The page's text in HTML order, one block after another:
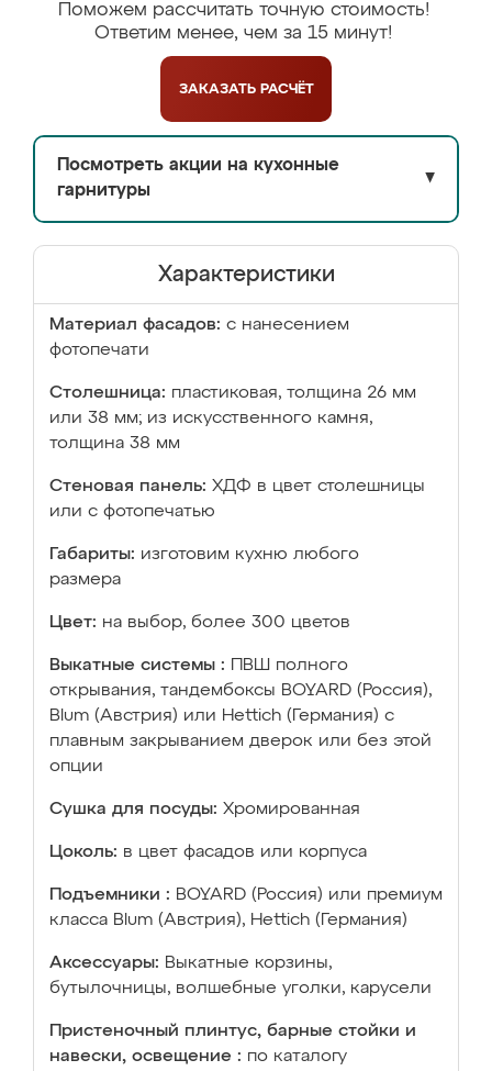
Поможем рассчитать точную стоимость!
Ответим менее, чем за 15 минут!
ЗАКАЗАТЬ РАСЧЁТ
Посмотреть акции на кухонные
гарнитуры
▼
Характеристики
Материал фасадов: с нанесением
фотопечати
Столешница: пластиковая, толщина 26 мм
или 38 мм; из искусственного камня,
толщина 38 мм
Стеновая панель: ХДФ в цвет столешницы
или с фотопечатью
Габариты: изготовим кухню любого
размера
Цвет: на выбор, более 300 цветов
Выкатные системы :
ПВШ полного
открывания, тандембоксы BOYARD (Россия),
Blum (Австрия) или Hettich (Германия) с
плавным закрыванием дверок или без этой
опции
Сушка для посуды: Хромированная
Цоколь: в цвет фасадов или корпуса
Подъемники : BOYARD (Россия) или премиум
класса Blum (Австрия), Hettich (Германия)
Аксессуары: Выкатные корзины,
бутылочницы, волшебные уголки, карусели
Пристеночный плинтус, барные стойки и
навески, освещение : по каталогу